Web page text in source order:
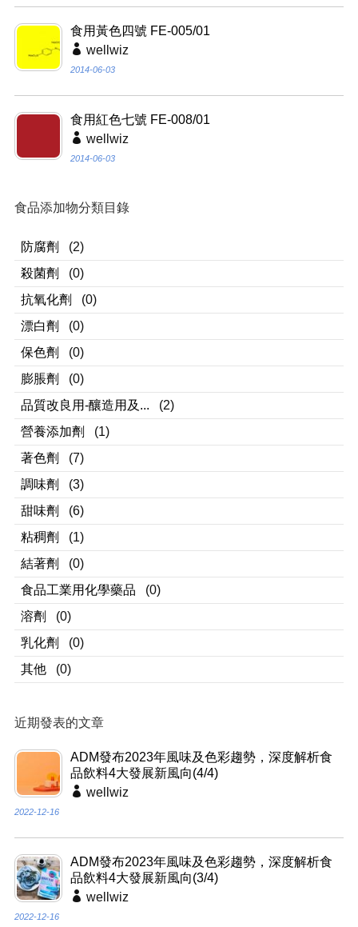
食用黃色四號 FE-005/01
wellwiz
2014-06-03
食用紅色七號 FE-008/01
wellwiz
2014-06-03
食品添加物分類目錄
防腐劑
(2)
殺菌劑
(0)
抗氧化劑
(0)
漂白劑
(0)
保色劑
(0)
膨脹劑
(0)
品質改良用-釀造用及...
(2)
營養添加劑
(1)
著色劑
(7)
調味劑
(3)
甜味劑
(6)
粘稠劑
(1)
結著劑
(0)
食品工業用化學藥品
(0)
溶劑
(0)
乳化劑
(0)
其他
(0)
近期發表的文章
ADM發布2023年風味及色彩趨勢，深度解析食
品飲料4大發展新風向(4/4)
wellwiz
2022-12-16
ADM發布2023年風味及色彩趨勢，深度解析食
品飲料4大發展新風向(3/4)
wellwiz
2022-12-16